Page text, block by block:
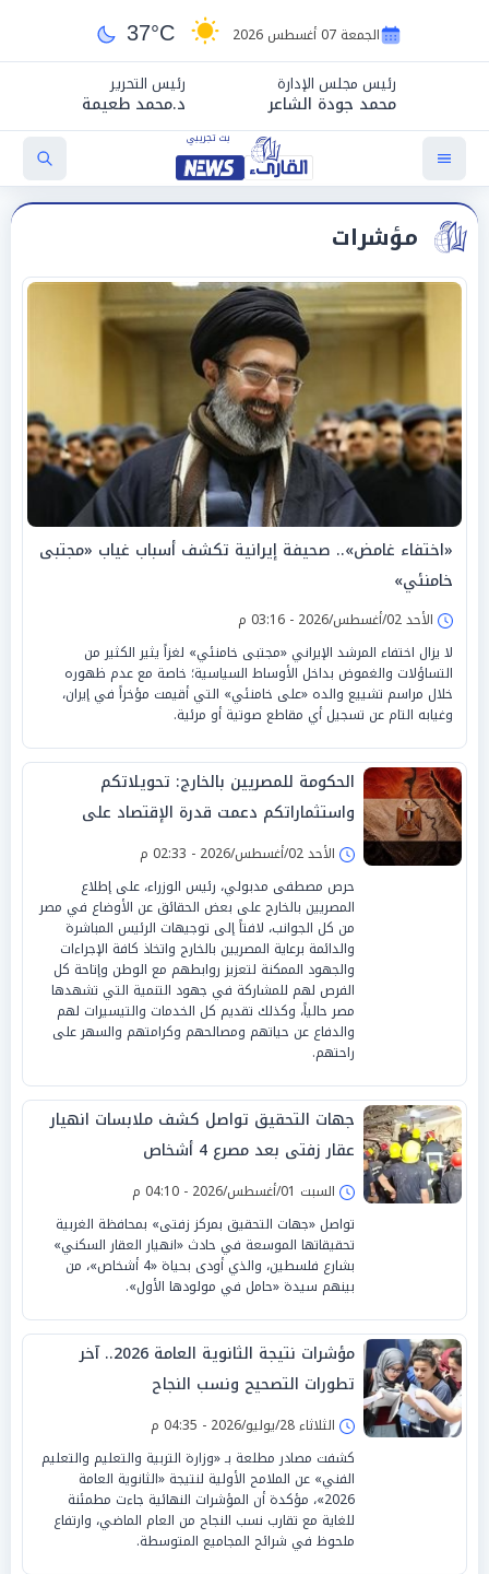
الجمعة 07 أغسطس 2026 37°C
رئيس مجلس الإدارة
محمد جودة الشاعر
رئيس التحرير
د.محمد طعيمة
مؤشرات
«اختفاء غامض».. صحيفة إيرانية تكشف أسباب غياب «مجتبى
خامنئي»
الأحد 02/أغسطس/2026 - 03:16 م
لا يزال اختفاء المرشد الإيراني «مجتبى خامنئي» لغزاً يثير الكثير من
التساؤلات والغموض بداخل الأوساط السياسية؛ خاصة مع عدم ظهوره
خلال مراسم تشييع والده «على خامنئي» التي أقيمت مؤخراً في إيران،
وغيابه التام عن تسجيل أي مقاطع صوتية أو مرئية.
الحكومة للمصريين بالخارج: تحويلاتكم
واستثماراتكم دعمت قدرة الإقتصاد على
الصمود
الأحد 02/أغسطس/2026 - 02:33 م
حرص مصطفى مدبولي، رئيس الوزراء، على إطلاع
المصريين بالخارج على بعض الحقائق عن الأوضاع في مصر
من كل الجوانب، لافتاً إلى توجيهات الرئيس المباشرة
والدائمة برعاية المصريين بالخارج واتخاذ كافة الإجراءات
والجهود الممكنة لتعزيز روابطهم مع الوطن وإتاحة كل
الفرص لهم للمشاركة في جهود التنمية التي تشهدها
مصر حالياً، وكذلك تقديم كل الخدمات والتيسيرات لهم
والدفاع عن حياتهم ومصالحهم وكرامتهم والسهر على
راحتهم.
جهات التحقيق تواصل كشف ملابسات انهيار
عقار زفتى بعد مصرع 4 أشخاص
السبت 01/أغسطس/2026 - 04:10 م
تواصل «جهات التحقيق بمركز زفتى» بمحافظة الغربية
تحقيقاتها الموسعة في حادث «انهيار العقار السكني»
بشارع فلسطين، والذي أودى بحياة «4 أشخاص»، من
بينهم سيدة «حامل في مولودها الأول».
مؤشرات نتيجة الثانوية العامة 2026.. آخر
تطورات التصحيح ونسب النجاح
الثلاثاء 28/يوليو/2026 - 04:35 م
كشفت مصادر مطلعة بـ «وزارة التربية والتعليم والتعليم
الفني» عن الملامح الأولية لنتيجة «الثانوية العامة
2026»، مؤكدة أن المؤشرات النهائية جاءت مطمئنة
للغاية مع تقارب نسب النجاح من العام الماضي، وارتفاع
ملحوظ في شرائح المجاميع المتوسطة.